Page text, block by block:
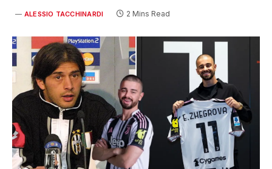
ALESSIO TACCHINARDI 2 Mins Read